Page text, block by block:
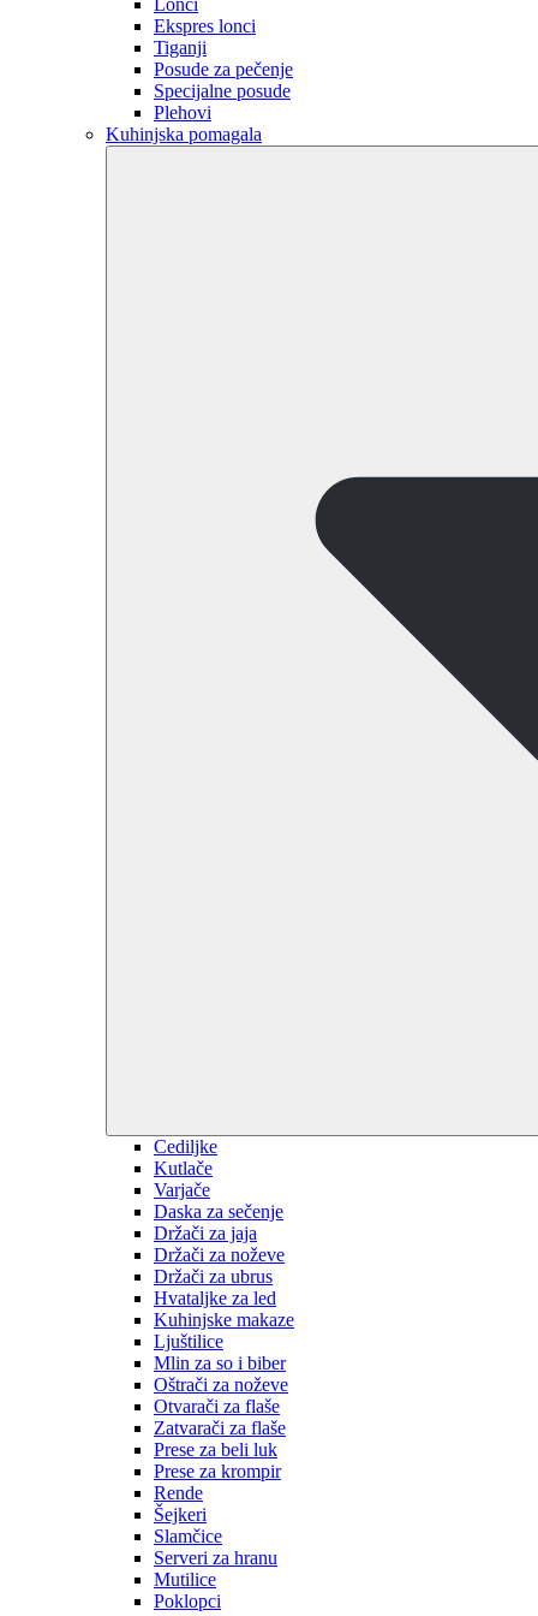
Lonci
Ekspres lonci
Tiganji
Posude za pečenje
Specijalne posude
Plehovi
Kuhinjska pomagala
Cediljke
Kutlače
Varjače
Daska za sečenje
Držači za jaja
Držači za noževe
Držači za ubrus
Hvataljke za led
Kuhinjske makaze
Ljuštilice
Mlin za so i biber
Oštrači za noževe
Otvarači za flaše
Zatvarači za flaše
Prese za beli luk
Prese za krompir
Rende
Šejkeri
Slamčice
Serveri za hranu
Mutilice
Poklopci